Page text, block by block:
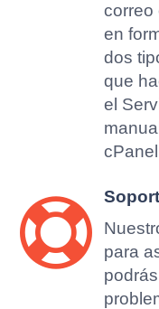
correo
en
dos
que
el
para